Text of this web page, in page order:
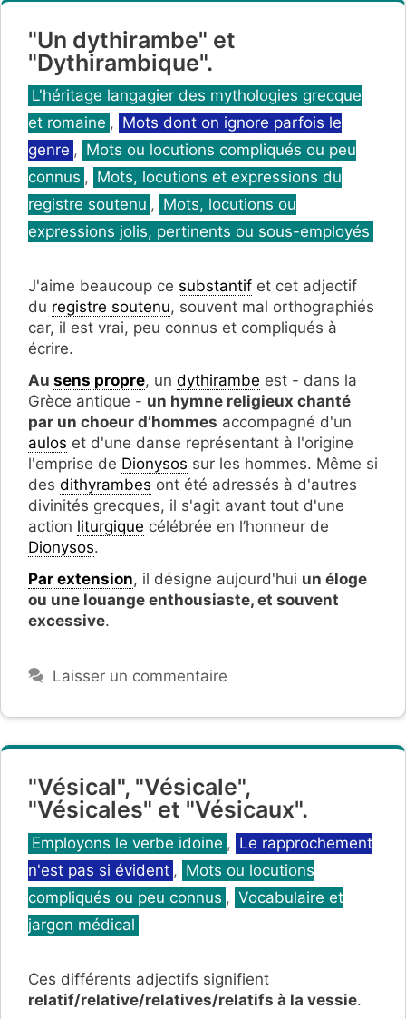
"Un dythirambe" et
"Dythirambique".
Catégories
L'héritage langagier des mythologies grecque
et romaine , Mots dont on ignore parfois le
genre , Mots ou locutions compliqués ou peu
connus , Mots, locutions et expressions du
registre soutenu , Mots, locutions ou
expressions jolis, pertinents ou sous-employés
J'aime beaucoup ce substantif et cet adjectif
du registre soutenu, souvent mal orthographiés
car, il est vrai, peu connus et compliqués à
écrire.
Au sens propre, un dythirambe est - dans la
Grèce antique - un hymne religieux chanté
par un choeur d’hommes accompagné d'un
aulos et d'une danse représentant à l'origine
l'emprise de Dionysos sur les hommes. Même si
des dithyrambes ont été adressés à d'autres
divinités grecques, il s'agit avant tout d'une
action liturgique célébrée en l’honneur de
Dionysos.
Par extension, il désigne aujourd'hui un éloge
ou une louange enthousiaste, et souvent
excessive.
Laisser un commentaire
"Vésical", "Vésicale",
"Vésicales" et "Vésicaux".
Catégories
Employons le verbe idoine , Le rapprochement
n'est pas si évident , Mots ou locutions
compliqués ou peu connus , Vocabulaire et
jargon médical
Ces différents adjectifs signifient
relatif/relative/relatives/relatifs à la vessie.